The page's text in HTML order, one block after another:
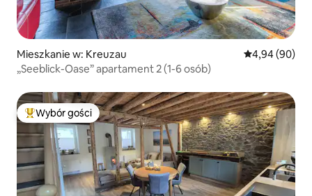
Mieszkanie w: Kreuzau Średnia
4,94 (90)
„Seeblick-Oase” apartament 2 (1-6 osób)
Najpopularniejsze z kategorii Wybór gości
Wybór gości